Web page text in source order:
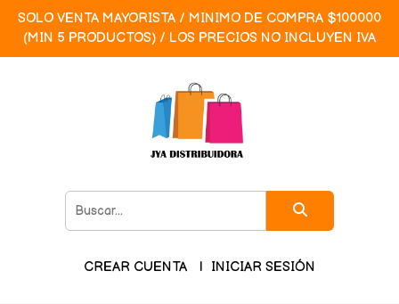
SOLO VENTA MAYORISTA / MINIMO DE COMPRA $100000
(MIN 5 PRODUCTOS) / LOS PRECIOS NO INCLUYEN IVA
CREAR CUENTA INICIAR SESIÓN